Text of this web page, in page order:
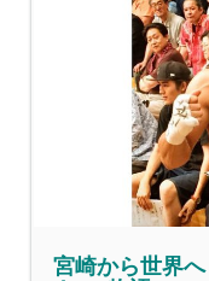
宮崎から世界